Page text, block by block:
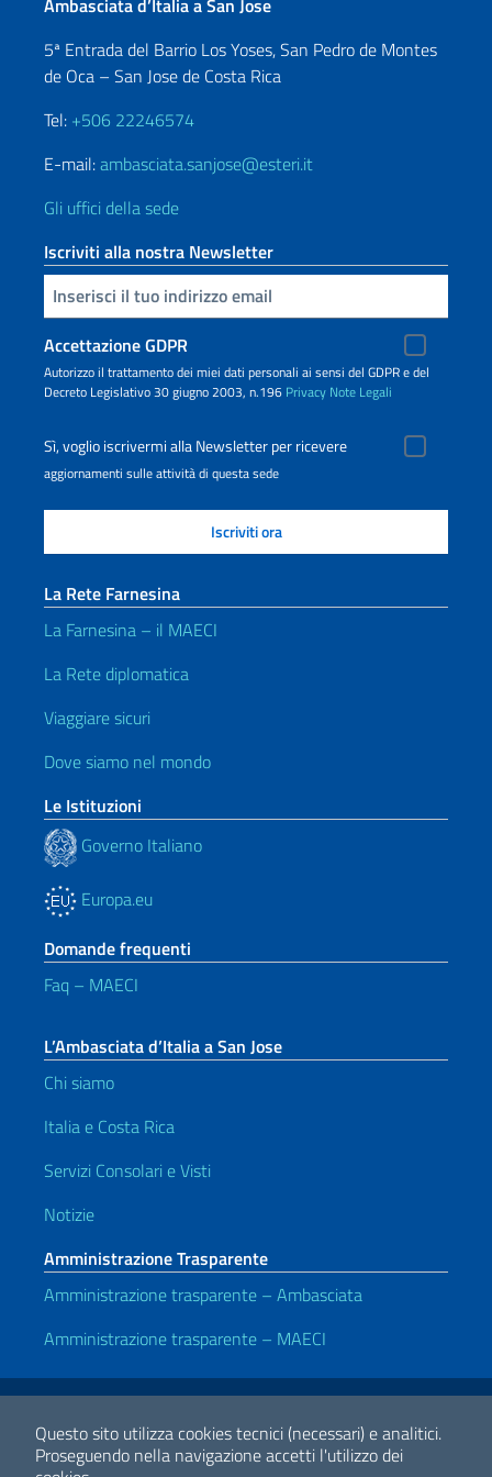
Questo sito utilizza cookies tecnici (necessari) e analitici.
Proseguendo nella navigazione accetti l'utilizzo dei
5ª Entrada del Barrio Los Yoses, San Pedro de Montes
de Oca – San Jose de Costa Rica
Tel: +506 22246574
E-mail:ambasciata.sanjose@esteri.it
Gli uffici della sede
Iscriviti alla nostra Newsletter
Inserisci la tua email
Accettazione GDPR
Autorizzo il trattamento dei miei dati personali ai sensi del GDPR e del
Decreto Legislativo 30 giugno 2003, n.196 Privacy Note Legali
Sì, voglio iscrivermi alla Newsletter per ricevere
aggiornamenti sulle attività di questa sede
La Rete Farnesina
La Farnesina – il MAECI
La Rete diplomatica
Viaggiare sicuri
Dove siamo nel mondo
Le Istituzioni
Governo Italiano
Europa.eu
Domande frequenti
Faq – MAECI
L’Ambasciata d’Italia a San Jose
Chi siamo
Italia e Costa Rica
Servizi Consolari e Visti
Notizie
Amministrazione Trasparente
Amministrazione trasparente – Ambasciata
Amministrazione trasparente – MAECI
Link Utili